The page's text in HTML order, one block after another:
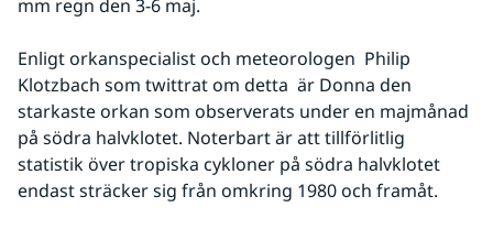
mm regn den 3-6 maj.
Enligt orkanspecialist och meteorologen  Philip
Klotzbach som twittrat om detta  är Donna den
starkaste orkan som observerats under en majmånad
på södra halvklotet. Noterbart är att tillförlitlig
statistik över tropiska cykloner på södra halvklotet
endast sträcker sig från omkring 1980 och framåt.